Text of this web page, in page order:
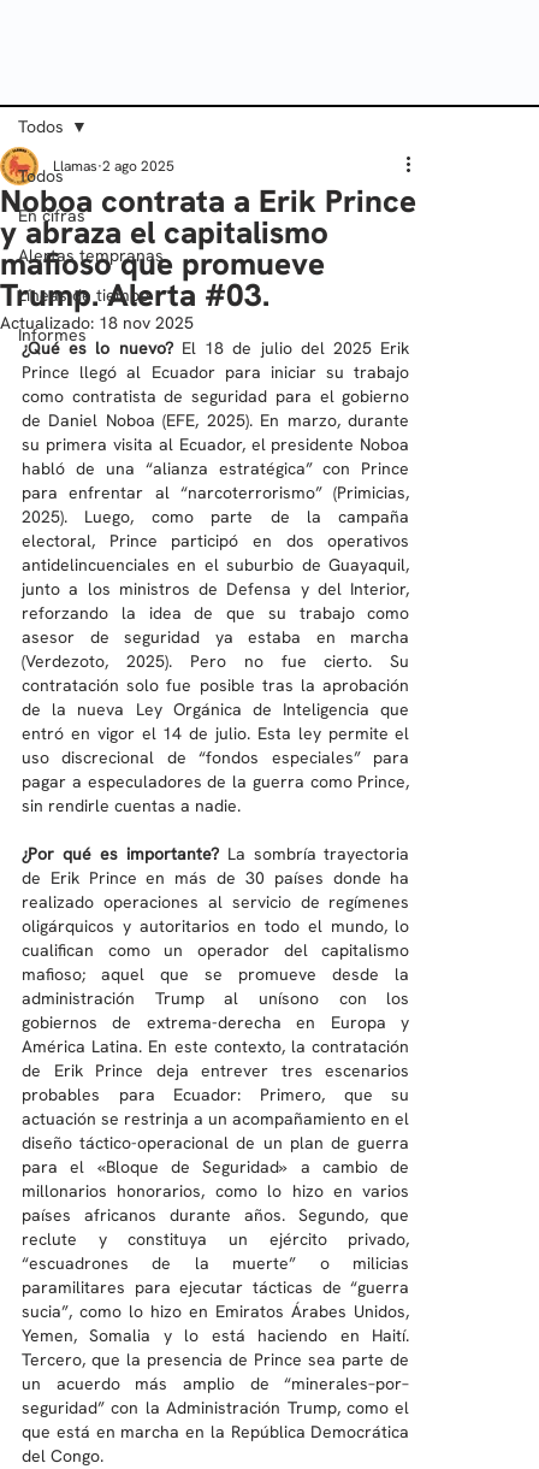
Todos
En cifras
Alertas tempranas
Líneas de tiempo
Informes
Todos
Noboa contrata a Erik Prince
y abraza el capitalismo
mafioso que promueve
Trump. Alerta #03.
Llamas 2 ago 2025
Actualizado: 18 nov 2025
¿Qué es lo nuevo? El 18 de julio del 2025 Erik
Prince llegó al Ecuador para iniciar su trabajo
como contratista de seguridad para el gobierno
de Daniel Noboa (EFE, 2025). En marzo, durante
su primera visita al Ecuador, el presidente Noboa
habló de una “alianza estratégica” con Prince
para enfrentar al “narcoterrorismo” (Primicias,
2025). Luego, como parte de la campaña
electoral, Prince participó en dos operativos
antidelincuenciales en el suburbio de Guayaquil,
junto a los ministros de Defensa y del Interior,
reforzando la idea de que su trabajo como
asesor de seguridad ya estaba en marcha
(Verdezoto, 2025). Pero no fue cierto. Su
contratación solo fue posible tras la aprobación
de la nueva Ley Orgánica de Inteligencia que
entró en vigor el 14 de julio. Esta ley permite el
uso discrecional de “fondos especiales” para
pagar a especuladores de la guerra como Prince,
sin rendirle cuentas a nadie.
¿Por qué es importante? La sombría trayectoria
de Erik Prince en más de 30 países donde ha
realizado operaciones al servicio de regímenes
oligárquicos y autoritarios en todo el mundo, lo
cualifican como un operador del capitalismo
mafioso; aquel que se promueve desde la
administración Trump al unísono con los
gobiernos de extrema-derecha en Europa y
América Latina. En este contexto, la contratación
de Erik Prince deja entrever tres escenarios
probables para Ecuador: Primero, que su
actuación se restrinja a un acompañamiento en el
diseño táctico-operacional de un plan de guerra
para el «Bloque de Seguridad» a cambio de
millonarios honorarios, como lo hizo en varios
países africanos durante años. Segundo, que
reclute y constituya un ejército privado,
“escuadrones de la muerte” o milicias
paramilitares para ejecutar tácticas de “guerra
sucia”, como lo hizo en Emiratos Árabes Unidos,
Yemen, Somalia y lo está haciendo en Haití.
Tercero, que la presencia de Prince sea parte de
un acuerdo más amplio de “minerales–por–
seguridad” con la Administración Trump, como el
que está en marcha en la República Democrática
del Congo.